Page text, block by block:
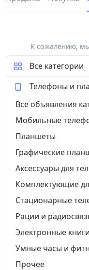
К сожалению, мы
Все категории
Телефоны и
Все объявления
Мобильные
Планшеты
Графические
Аксессуары для
Комплектующие
Стационарные
Рации и
Электронные книги
Умные часы и
Прочее